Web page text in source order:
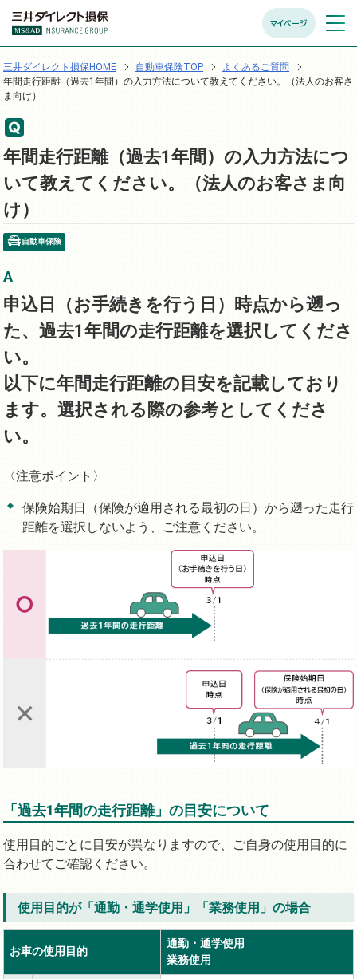
マイページ メニュ
開く
三井ダイレクト損保HOME 自動車保険TOP
よくあるご質問
年間走行距離（過去1年間）の入力方法について教えてください。（法人のお客さ
ま向け）
年間走行距離（過去1年間）の入力方法につ
いて教えてください。（法人のお客さま向
け）
自動車保険
申込日（お手続きを行う日）時点から遡っ
た、過去1年間の走行距離を選択してくださ
い。
以下に年間走行距離の目安を記載しており
ます。選択される際の参考としてくださ
い。
〈注意ポイント〉
保険始期日（保険が適用される最初の日）から遡った走行
距離を選択しないよう、ご注意ください。
「過去1年間の走行距離」の目安について
使用目的ごとに目安が異なりますので、ご自身の使用目的に
合わせてご確認ください。
使用目的が「通勤・通学使用」「業務使用」の場合
お車の使用目的
通勤・通学使用
業務使用